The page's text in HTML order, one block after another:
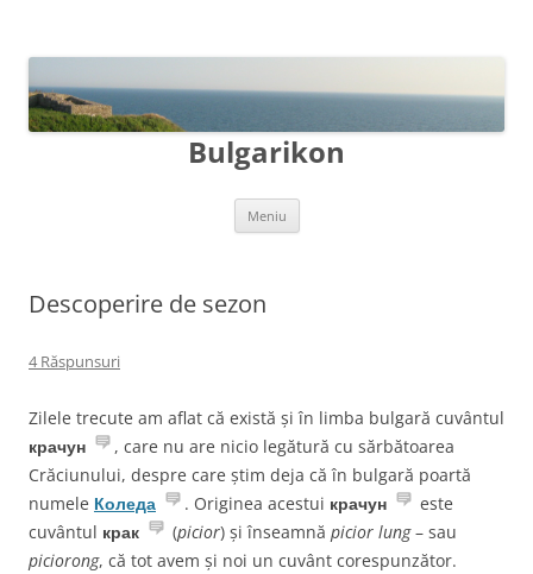
Bulgarikon
Meniu Sari
conținut
Descoperire de sezon
4 Răspunsuri
Zilele trecute am aflat că există și în limba bulgară cuvântul
крачун
, care nu are nicio legătură cu sărbătoarea
Crăciunului, despre care știm deja că în bulgară poartă
numele Коледа . Originea acestui крачун
este
cuvântul крак (picior) și înseamnă picior lung– sau
piciorong, că tot avem și noi un cuvânt corespunzător.